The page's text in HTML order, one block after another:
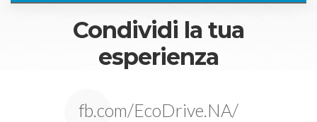
Condividi la tua
esperienza
fb.com/EcoDrive.NA/